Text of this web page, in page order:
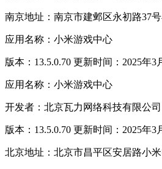
南京地址：南京市建邺区永初路37
应用名称：小米游戏中心
版本：13.5.0.70 更新时间：2025年3
应用名称：小米游戏中心
开发者：北京瓦力网络科技有限公司
版本：13.5.0.70 更新时间：2025年3
北京地址：北京市昌平区安居路小